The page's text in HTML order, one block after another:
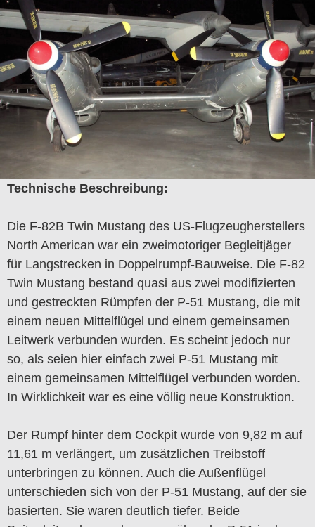
Technische Beschreibung:
Die F-82B Twin Mustang des US-Flugzeugherstellers
North American war ein zweimotoriger Begleitjäger
für Langstrecken in Doppelrumpf-Bauweise. Die F-82
Twin Mustang bestand quasi aus zwei modifizierten
und gestreckten Rümpfen der P-51 Mustang, die mit
einem neuen Mittelflügel und einem gemeinsamen
Leitwerk verbunden wurden. Es scheint jedoch nur
so, als seien hier einfach zwei P-51 Mustang mit
einem gemeinsamen Mittelflügel verbunden worden.
In Wirklichkeit war es eine völlig neue Konstruktion.
Der Rumpf hinter dem Cockpit wurde von 9,82 m auf
11,61 m verlängert, um zusätzlichen Treibstoff
unterbringen zu können. Auch die Außenflügel
unterschieden sich von der P-51 Mustang, auf der sie
basierten. Sie waren deutlich tiefer. Beide